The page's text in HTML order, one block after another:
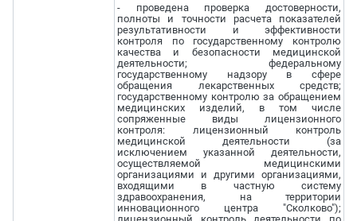
- проведена проверка достоверности,
полноты и точности расчета показателей
результативности и эффективности
контроля по государственному контролю
качества и безопасности медицинской
деятельности; федеральному
государственному надзору в сфере
обращения лекарственных средств;
государственному контролю за обращением
медицинских изделий, в том числе
сопряженные виды лицензионного
контроля: лицензионный контроль
медицинской деятельности (за
исключением указанной деятельности,
осуществляемой медицинскими
организациями и другими организациями,
входящими в частную систему
здравоохранения, на территории
инновационного центра "Сколково");
лицензионный контроль деятельности по